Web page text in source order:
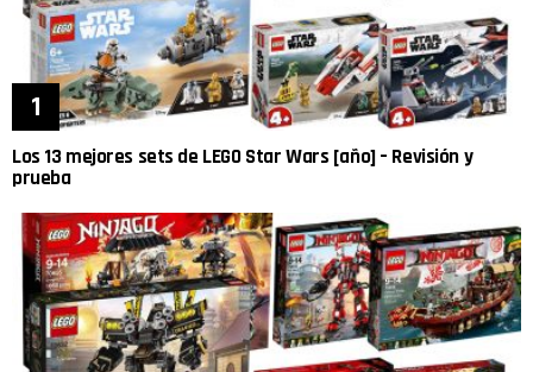
Los 13 mejores sets de LEGO Star Wars [año] – Revisión y
prueba